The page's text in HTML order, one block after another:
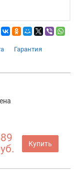
Гарантия
Купить